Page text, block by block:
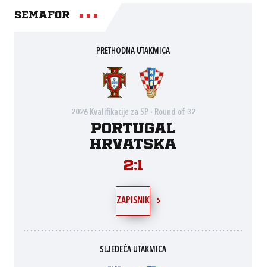
Semafor
PRETHODNA UTAKMICA
2026 Kvalifikacije za SP - Round of 32
Portugal
Hrvatska
2:1
ZAPISNIK
SLJEDEĆA UTAKMICA